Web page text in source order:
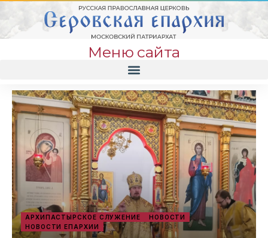
Меню сайта
АРХИПАСТЫРСКОЕ СЛУЖЕНИЕ
НОВОСТИ
НОВОСТИ ЕПАРХИИ